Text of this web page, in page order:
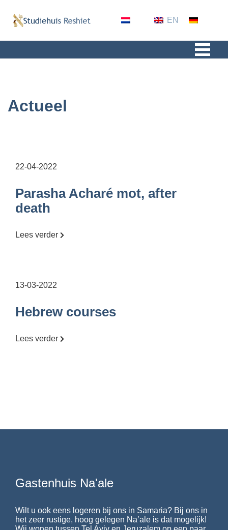
EN
Actueel
22-04-2022
Parasha Acharé mot, after
death
Lees verder
13-03-2022
Hebrew courses
Lees verder
Gastenhuis Na'ale
Wilt u ook eens logeren bij ons in Samaria? Bij ons in
het zeer rustige, hoog gelegen Na’ale is dat mogelijk!